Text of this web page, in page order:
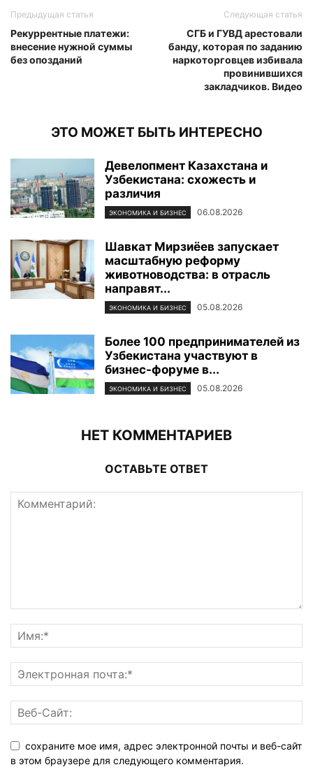
Предыдущая статья
Рекуррентные платежи:
внесение нужной суммы
без опозданий
Следующая статья
СГБ и ГУВД арестовали
банду, которая по заданию
наркоторговцев избивала
провинившихся
закладчиков. Видео
ЭТО МОЖЕТ БЫТЬ ИНТЕРЕСНО
Девелопмент Казахстана и
Узбекистана: схожесть и
различия
ЭКОНОМИКА И БИЗНЕС 06.08.2026
Шавкат Мирзиёев запускает
масштабную реформу
животноводства: в отрасль
направят...
ЭКОНОМИКА И БИЗНЕС 05.08.2026
Более 100 предпринимателей из
Узбекистана участвуют в
бизнес-форуме в...
ЭКОНОМИКА И БИЗНЕС 05.08.2026
НЕТ КОММЕНТАРИЕВ
ОСТАВЬТЕ ОТВЕТ
сохраните мое имя, адрес электронной почты и веб-сайт
в этом браузере для следующего комментария.